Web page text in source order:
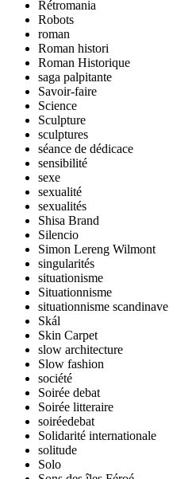
Rétromania
Robots
roman
Roman histori
Roman Historique
saga palpitante
Savoir-faire
Science
Sculpture
sculptures
séance de dédicace
sensibilité
sexe
sexualité
sexualités
Shisa Brand
Silencio
Simon Lereng Wilmont
singularités
situationisme
Situationnisme
situationnisme scandinave
Skál
Skin Carpet
slow architecture
Slow fashion
société
Soirée debat
Soirée litteraire
soiréedebat
Solidarité internationale
solitude
Solo